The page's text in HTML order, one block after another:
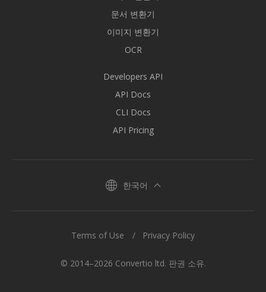
문서 변환기
이미지 변환기
OCR
Developers API
API Docs
CLI Docs
API Pricing
한국어
© 2014–2026 Convertio ltd. 판권 소유.
Terms of Use Privacy Policy